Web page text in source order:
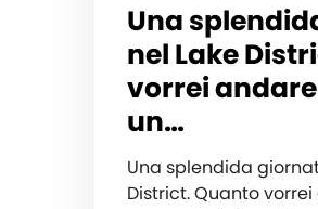
Una
nel Lake
vorrei
un…
Una splendida
District. Quanto